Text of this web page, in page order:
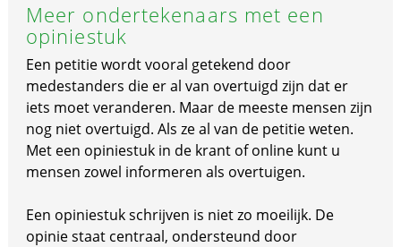
Meer ondertekenaars met een
opiniestuk
Een petitie wordt vooral getekend door
medestanders die er al van overtuigd zijn dat er
iets moet veranderen. Maar de meeste mensen zijn
nog niet overtuigd. Als ze al van de petitie weten.
Met een opiniestuk in de krant of online kunt u
mensen zowel informeren als overtuigen.
Een opiniestuk schrijven is niet zo moeilijk. De
opinie staat centraal, ondersteund door